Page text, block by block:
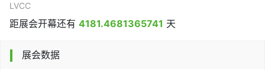
LVCC
距展会开幕还有 4181.4681365741 天
展会数据